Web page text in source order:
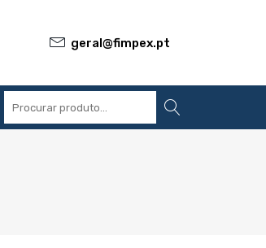
geral@fimpex.pt